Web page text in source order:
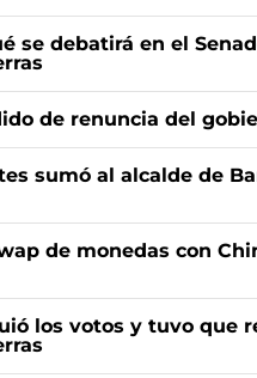
se debatirá en el
de renuncia del
sumó al alcalde de
de monedas con
los votos y tuvo que